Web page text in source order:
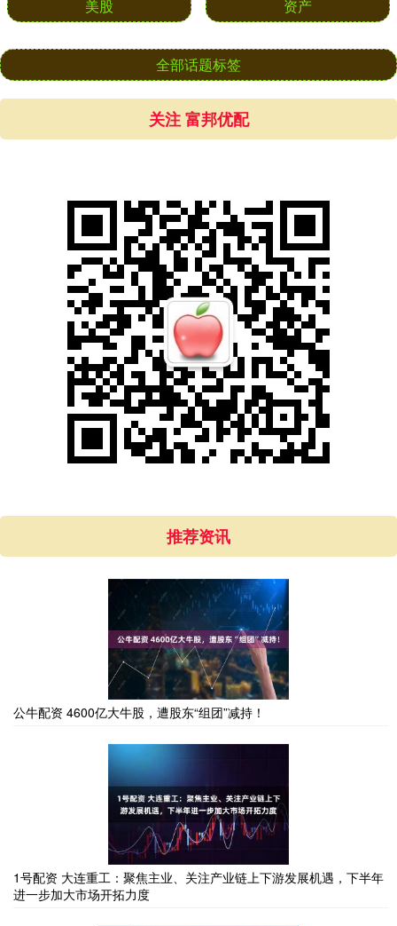
美股 资产
全部话题标签
关注 富邦优配
推荐资讯
公牛配资 4600亿大牛股，遭股东“组团”减持！
1号配资 大连重工：聚焦主业、关注产业链上下游发展机遇，下半年
进一步加大市场开拓力度